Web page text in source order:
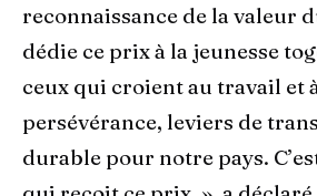
reconnaissance de la valeur
dédie ce prix à la jeunesse
ceux qui croient au travail et
persévérance, leviers de
durable pour notre pays.